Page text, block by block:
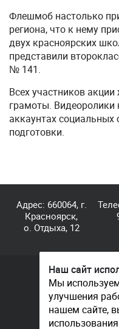
Флешмоб настолько
региона, что к нему
двух красноярских
представили
№ 141.
Всех участников
грамоты.
аккаунтах социальных
подготовки.
Адрес: 660064, г.
Красноярск,
о. Отдыха, 12
© КГАУ «Центр
Политика
Наш сайт
Мы
улучшения
нашем сайте,